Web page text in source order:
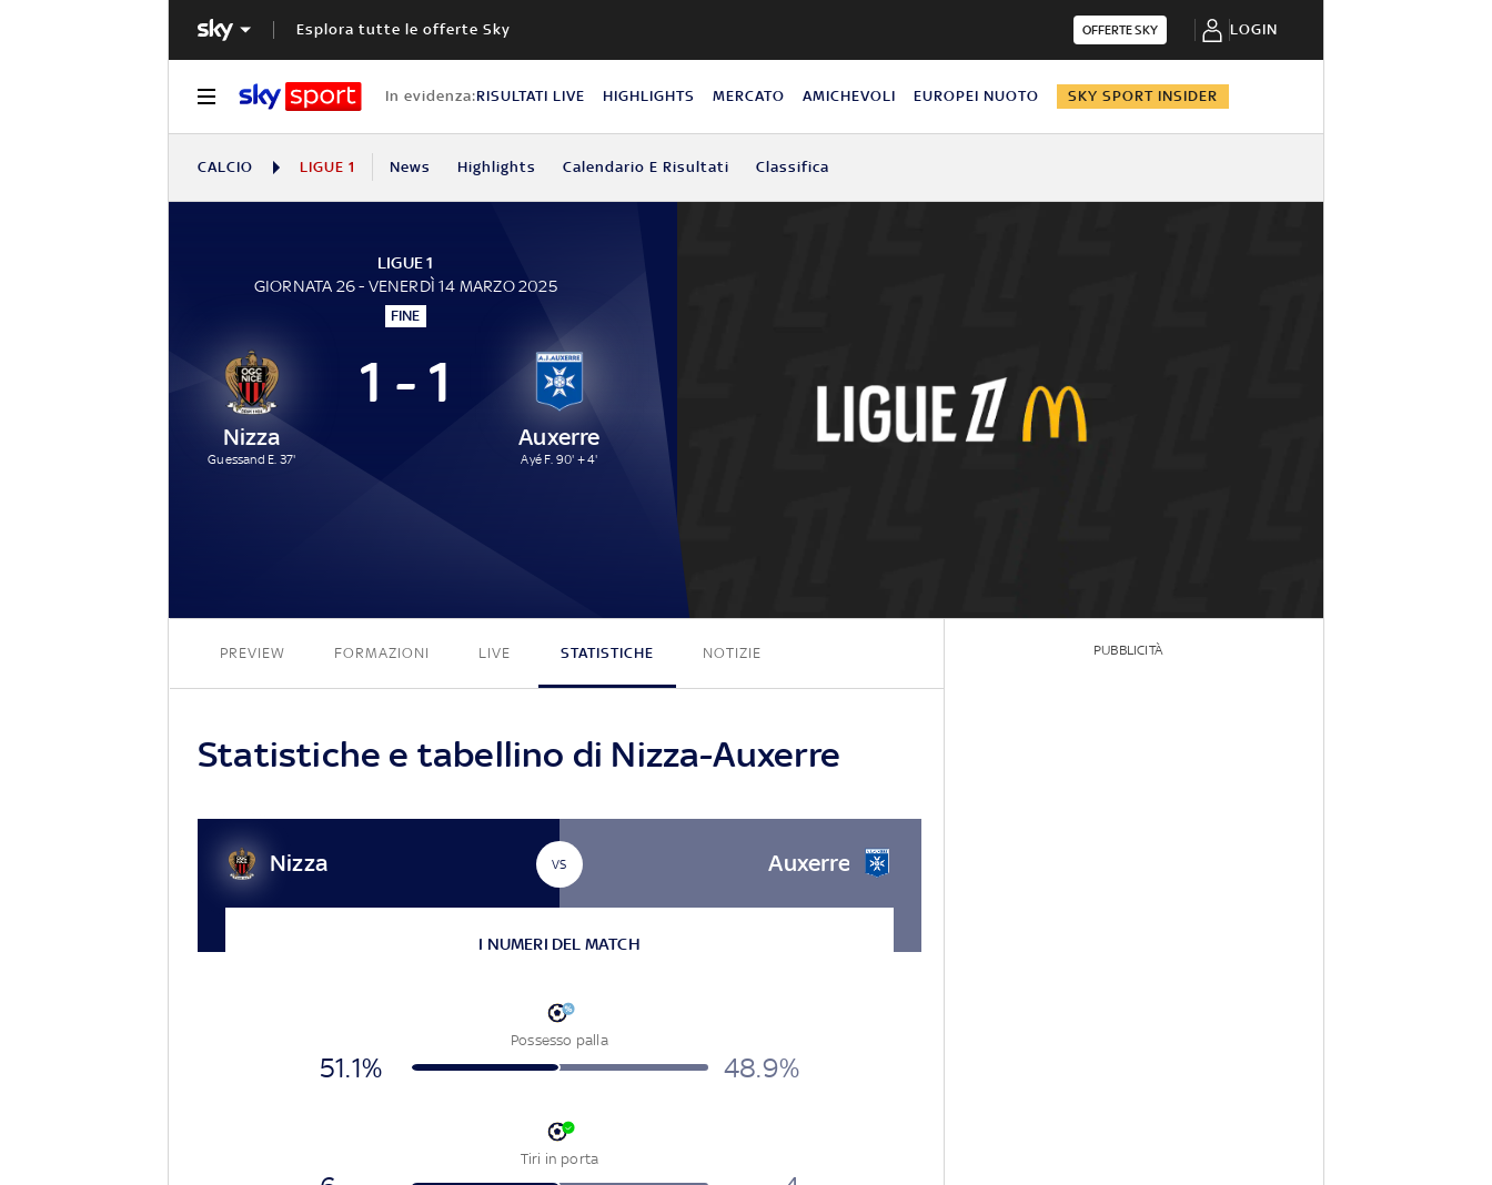
Esplora tutte le offerte Sky OFFERTE SKY LOGIN
In evidenza:RISULTATI LIVE HIGHLIGHTS MERCATO AMICHEVOLI EUROPEI NUOTO SKY SPORT INSIDER
CALCIO LIGUE 1 News Highlights Calendario E Risultati Classifica
LIGUE 1
GIORNATA 26 - VENERDÌ 14 MARZO 2025
FINE
Nizza
Guessand E. 37'
1 - 1
Auxerre
Ayé F. 90' + 4'
PREVIEW FORMAZIONI LIVE STATISTICHE NOTIZIE
Statistiche e tabellino di Nizza-Auxerre
Nizza VS Auxerre
I NUMERI DEL MATCH
Possesso palla
51.1% 48.9%
Tiri in porta
PUBBLICITÀ